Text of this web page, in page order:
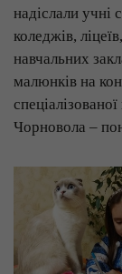
надіслали учні
коледжів,
навчальних
малюнків на
Чорновола –